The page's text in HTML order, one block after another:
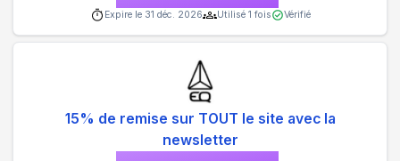
Expire le 31 déc. 2026 Utilisé 1 fois Vérifié
15% de remise sur TOUT le site avec la
newsletter